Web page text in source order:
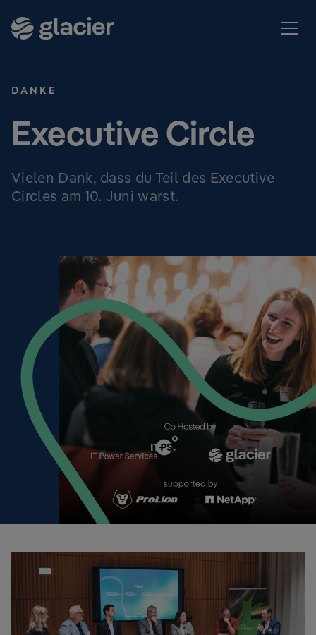
DANKE
Executive Circle
Vielen Dank, dass du Teil des Executive
Circles am 10. Juni warst.